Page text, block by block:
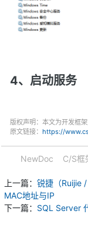
4、启动服务
版权声明：本文为开发框
原文链接： https://
NewDoc C/S框
上一篇： 锐捷（Ruijie
MAC地址与IP
下一篇： SQL Server